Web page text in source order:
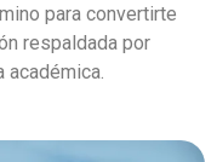
para convertirte
respaldada por